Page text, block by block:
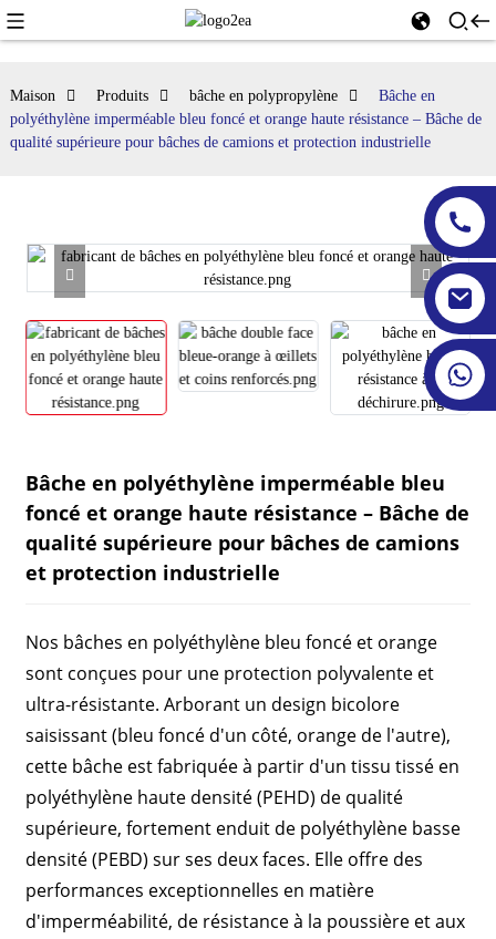
Maison Produits bâche en polypropylène
Bâche en
polyéthylène imperméable bleu foncé et orange haute résistance – Bâche de
qualité supérieure pour bâches de camions et protection industrielle
Bâche en polyéthylène imperméable bleu
foncé et orange haute résistance – Bâche de
qualité supérieure pour bâches de camions
et protection industrielle
Nos bâches en polyéthylène bleu foncé et orange
sont conçues pour une protection polyvalente et
ultra-résistante. Arborant un design bicolore
saisissant (bleu foncé d'un côté, orange de l'autre),
cette bâche est fabriquée à partir d'un tissu tissé en
polyéthylène haute densité (PEHD) de qualité
supérieure, fortement enduit de polyéthylène basse
densité (PEBD) sur ses deux faces. Elle offre des
performances exceptionnelles en matière
d'imperméabilité, de résistance à la poussière et aux